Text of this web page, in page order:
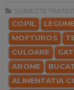
SUBIECTE
COPIL
MOFTUROS
CULOARE
AROME
ALIMENTATIA